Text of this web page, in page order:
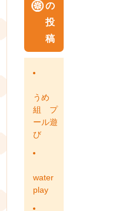
の
投
稿
うめ
組 プ
ール遊
び
water
play